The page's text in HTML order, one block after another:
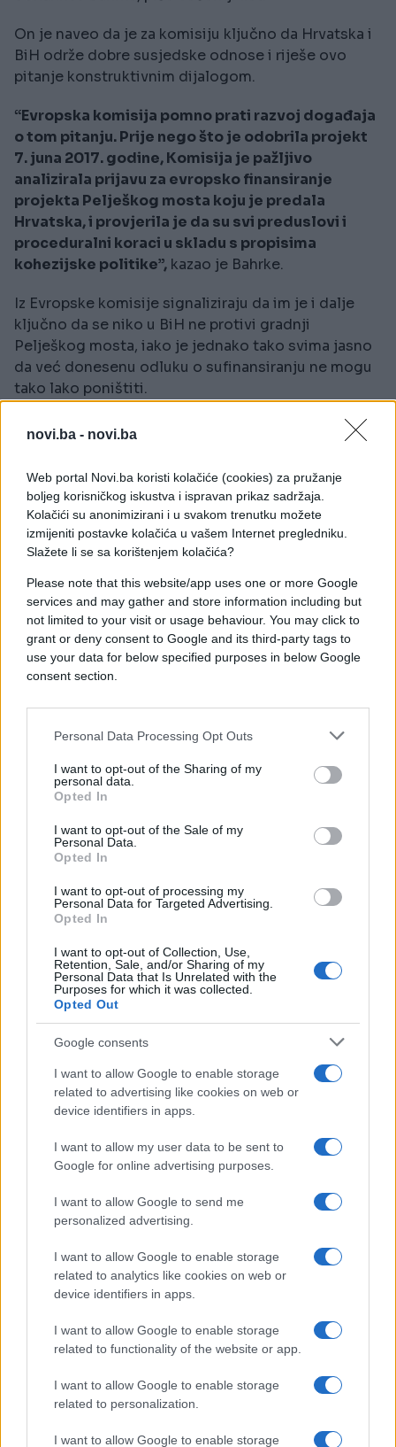
novi.ba - novi.ba
Web portal Novi.ba koristi kolačiće (cookies) za pružanje
boljeg korisničkog iskustva i ispravan prikaz sadržaja.
Kolačići su anonimizirani i u svakom trenutku možete
izmijeniti postavke kolačića u vašem Internet pregledniku.
Slažete li se sa korištenjem kolačića?
Please note that this website/app uses one or more Google
services and may gather and store information including but
not limited to your visit or usage behaviour. You may click to
grant or deny consent to Google and its third-party tags to
use your data for below specified purposes in below Google
consent section.
Personal Data Processing Opt Outs
I want to opt-out of the Sharing of my
personal data.
Opted In
I want to opt-out of the Sale of my
Personal Data.
Opted In
I want to opt-out of processing my
Personal Data for Targeted Advertising.
Opted In
I want to opt-out of Collection, Use,
Retention, Sale, and/or Sharing of my
Personal Data that Is Unrelated with the
Purposes for which it was collected.
Opted Out
Google consents
I want to allow Google to enable storage
related to advertising like cookies on web or
device identifiers in apps.
I want to allow my user data to be sent to
Google for online advertising purposes.
I want to allow Google to send me
personalized advertising.
I want to allow Google to enable storage
related to analytics like cookies on web or
device identifiers in apps.
I want to allow Google to enable storage
related to functionality of the website or app.
I want to allow Google to enable storage
related to personalization.
I want to allow Google to enable storage
On je naveo da je za komisiju ključno da Hrvatska i
BiH održe dobre susjedske odnose i riješe ovo
pitanje konstruktivnim dijalogom.
“Evropska komisija pomno prati razvoj događaja
o tom pitanju. Prije nego što je odobrila projekt
7. juna 2017. godine, Komisija je pažljivo
analizirala prijavu za evropsko finansiranje
projekta Pelješkog mosta koju je predala
Hrvatska, i provjerila je da su svi preduslovi i
proceduralni koraci u skladu s propisima
kohezijske politike”, kazao je Bahrke.
Iz Evropske komisije signaliziraju da im je i dalje
ključno da se niko u BiH ne protivi gradnji
Pelješkog mosta, iako je jednako tako svima jasno
da već donesenu odluku o sufinansiranju ne mogu
tako lako poništiti.
#bih #EU
#odnosi #izgradnja
#dijalog
#Europska komisija